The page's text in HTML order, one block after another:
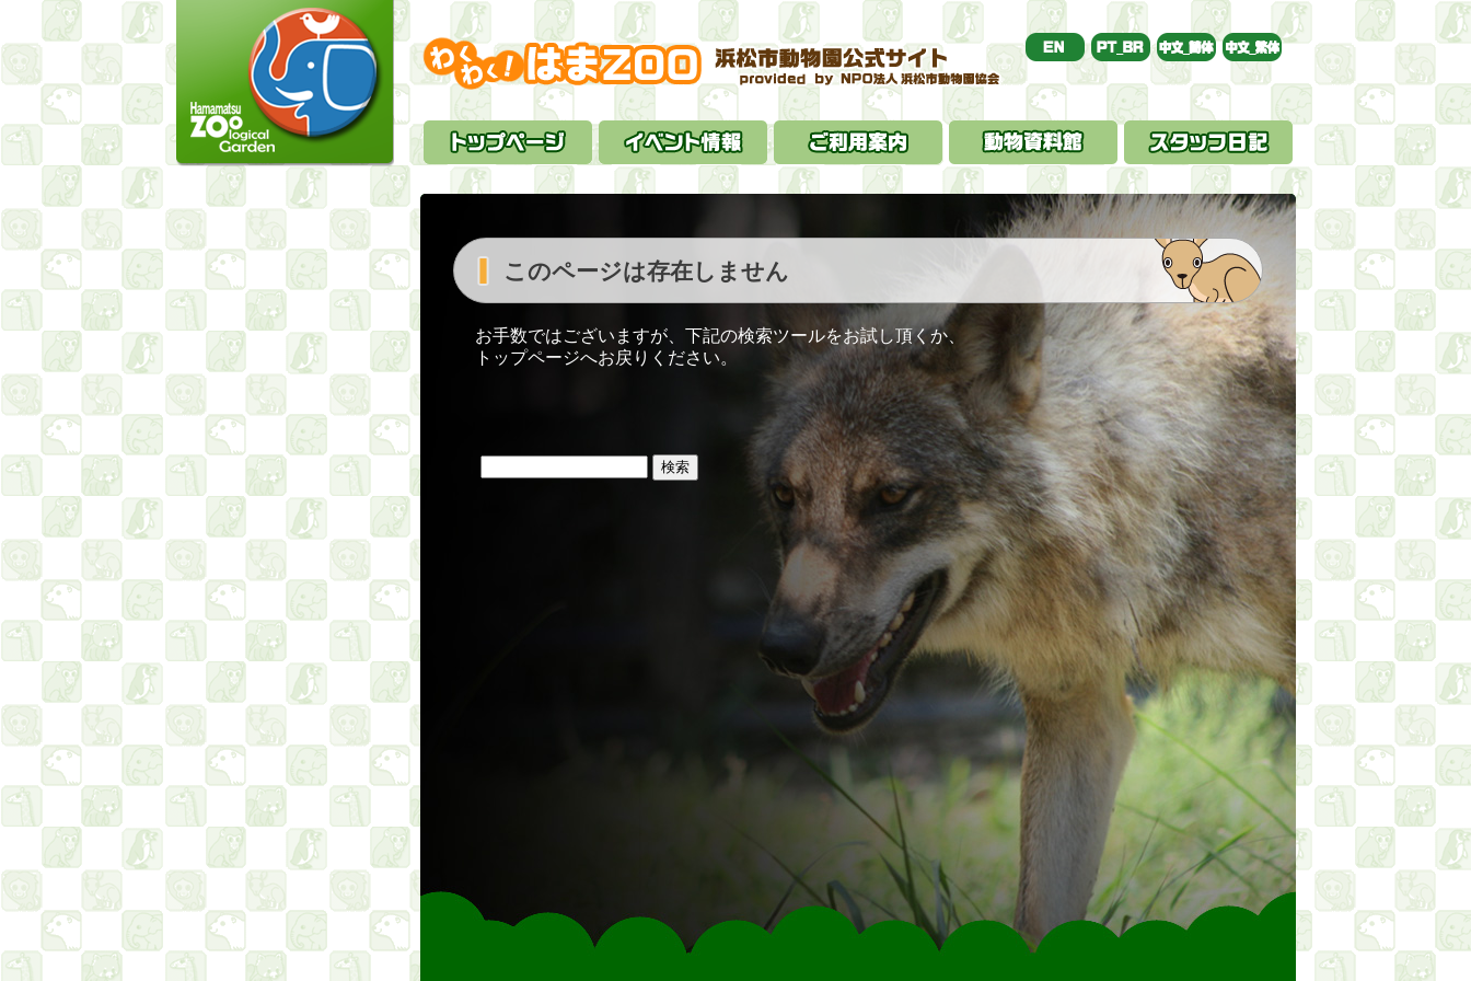
このページは存在しません
お手数ではございますが、下記の検索ツールをお試し頂くか、
トップページへお戻りください。